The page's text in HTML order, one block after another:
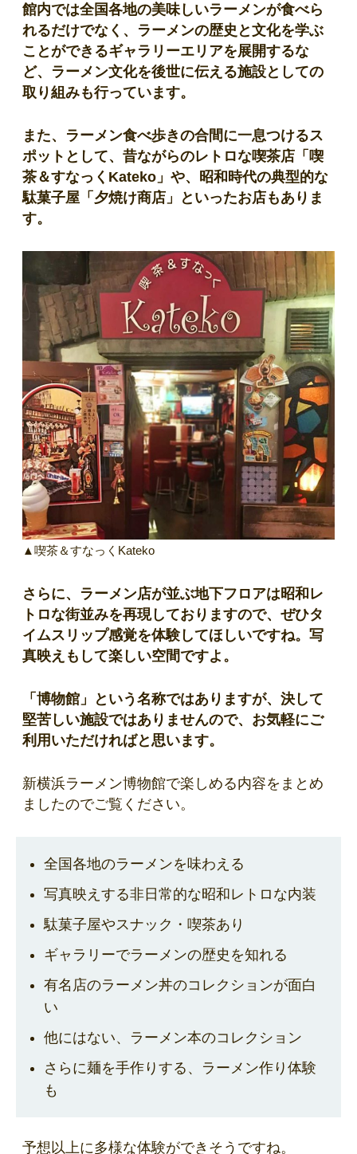
館内では全国各地の美味しいラーメンが食べら
れるだけでなく、ラーメンの歴史と文化を学ぶ
ことができるギャラリーエリアを展開するな
ど、ラーメン文化を後世に伝える施設としての
取り組みも行っています。
また、ラーメン食べ歩きの合間に一息つけるス
ポットとして、昔ながらのレトロな喫茶店「喫
茶＆すなっくKateko」や、昭和時代の典型的な
駄菓子屋「夕焼け商店」といったお店もありま
す。
▲喫茶＆すなっくKateko
さらに、ラーメン店が並ぶ地下フロアは昭和レ
トロな街並みを再現しておりますので、ぜひタ
イムスリップ感覚を体験してほしいですね。写
真映えもして楽しい空間ですよ。
「博物館」という名称ではありますが、決して
堅苦しい施設ではありませんので、お気軽にご
利用いただければと思います。
新横浜ラーメン博物館で楽しめる内容をまとめ
ましたのでご覧ください。
全国各地のラーメンを味わえる
写真映えする非日常的な昭和レトロな内装
駄菓子屋やスナック・喫茶あり
ギャラリーでラーメンの歴史を知れる
有名店のラーメン丼のコレクションが面白
い
他にはない、ラーメン本のコレクション
さらに麺を手作りする、ラーメン作り体験
も
予想以上に多様な体験ができそうですね。